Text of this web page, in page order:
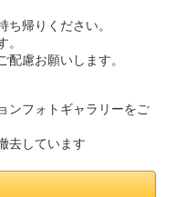
ち帰りください。
配慮お願いします。
ンフォトギャラリーをご
去しています